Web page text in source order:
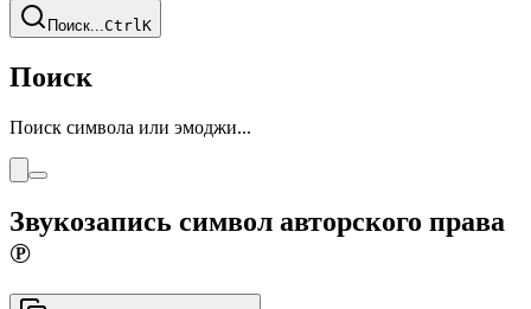
Поиск...CtrlK
Поиск
Поиск символа или эмоджи...
Звукозапись символ авторского права
℗